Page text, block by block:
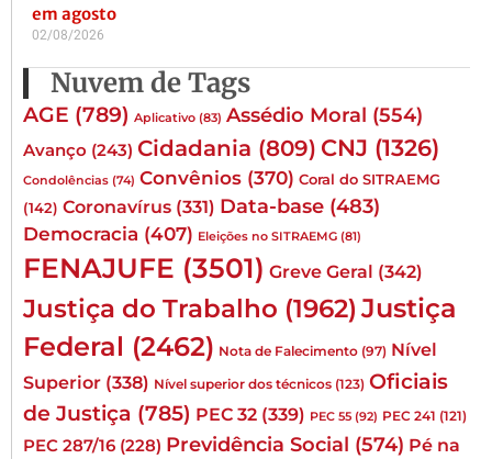
em agosto
02/08/2026
Nuvem de Tags
AGE (789) Aplicativo (83) Assédio Moral (554)
Avanço (243) Cidadania (809) CNJ (1326)
Condolências (74) Convênios (370) Coral do SITRAEMG
(142) Coronavírus (331) Data-base (483)
Democracia (407) Eleições no SITRAEMG (81)
FENAJUFE (3501) Greve Geral (342)
Justiça do Trabalho (1962) Justiça
Federal (2462) Nota de Falecimento (97) Nível
Superior (338) Nível superior dos técnicos (123) Oficiais
de Justiça (785) PEC 32 (339) PEC 55 (92) PEC 241 (121)
PEC 287/16 (228) Previdência Social (574) Pé na